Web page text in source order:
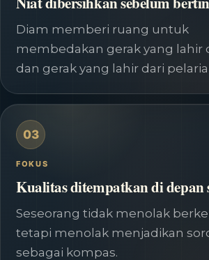
Diam memberi ruang untuk
membedakan gerak yang lahir
dan gerak yang lahir dari
03
FOKUS
Kualitas ditempatkan di depan
Seseorang tidak menolak
tetapi menolak menjadikan
sebagai kompas.